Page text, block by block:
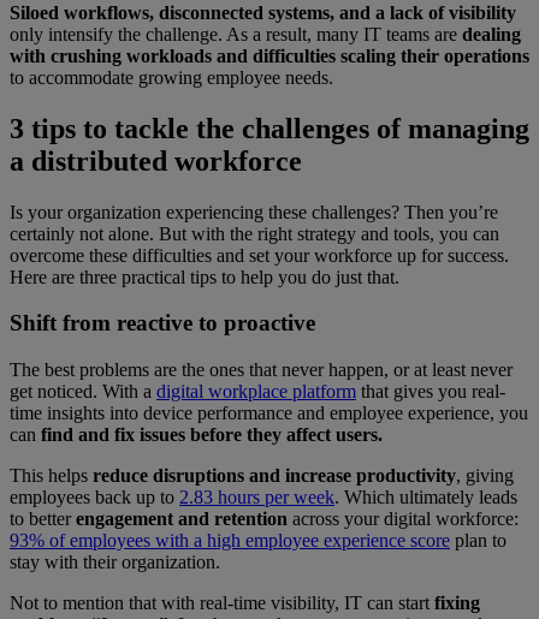
Siloed workflows, disconnected systems, and a lack of visibility
only intensify the challenge. As a result, many IT teams are dealing
with crushing workloads and difficulties scaling their operations
to accommodate growing employee needs.
3 tips to tackle the challenges of managing
a distributed workforce
Is your organization experiencing these challenges? Then you’re
certainly not alone. But with the right strategy and tools, you can
overcome these difficulties and set your workforce up for success.
Here are three practical tips to help you do just that.
Shift from reactive to proactive
The best problems are the ones that never happen, or at least never
get noticed. With a digital workplace platform that gives you real-
time insights into device performance and employee experience, you
can find and fix issues before they affect users.
This helps reduce disruptions and increase productivity, giving
employees back up to 2.83 hours per week. Which ultimately leads
to betterengagement and retention across your digital workforce:
93% of employees with a high employee experience score plan to
stay with their organization.
Not to mention that with real-time visibility, IT can start fixing